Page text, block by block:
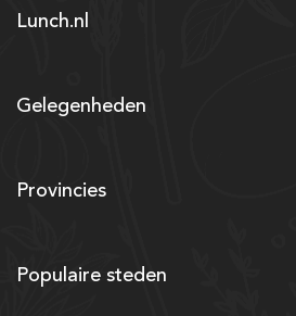
Lunch.nl
Gelegenheden
Provincies
Populaire steden